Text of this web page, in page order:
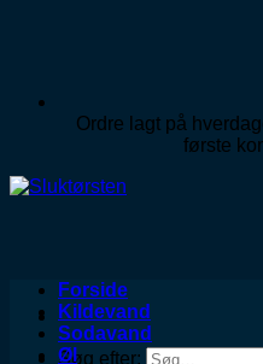
Ordre lagt på
første
Søg efter:
Forside
Kildevand
Sodavand
Øl